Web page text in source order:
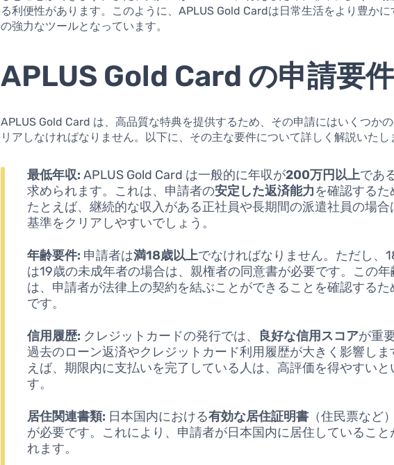
る利便性があります。このように、APLUS Gold Cardは日常生活をより豊かに
の強力なツールとなっています。
APLUS Gold Card の申請要
APLUS Gold Card は、高品質な特典を提供するため、その申請にはいくつか
リアしなければなりません。以下に、その主な要件について詳しく解説いたし
最低年収: APLUS Gold Card は一般的に年収が200万円以上であ
求められます。これは、申請者の安定した返済能力を確認するた
たとえば、継続的な収入がある正社員や長期間の派遣社員の場合
基準をクリアしやすいでしょう。
年齢要件: 申請者は満18歳以上でなければなりません。ただし、
は19歳の未成年者の場合は、親権者の同意書が必要です。この年
は、申請者が法律上の契約を結ぶことができることを確認するた
です。
信用履歴: クレジットカードの発行では、 良好な信用スコアが重
過去のローン返済やクレジットカード利用履歴が大きく影響しま
えば、期限内に支払いを完了している人は、高評価を得やすいと
す。
居住関連書類: 日本国内における有効な居住証明書 （住民票など
が必要です。これにより、申請者が日本国内に居住していること
れます。